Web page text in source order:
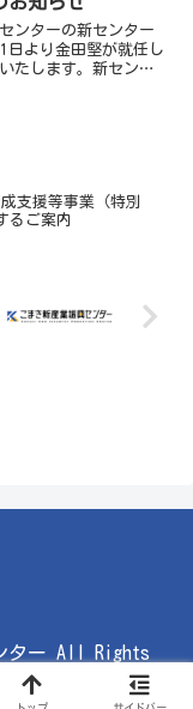
ンターの新センター
日より金田堅が就任し
たします。新センタ
成支援等事業（特別
るご案内
ター All Rights